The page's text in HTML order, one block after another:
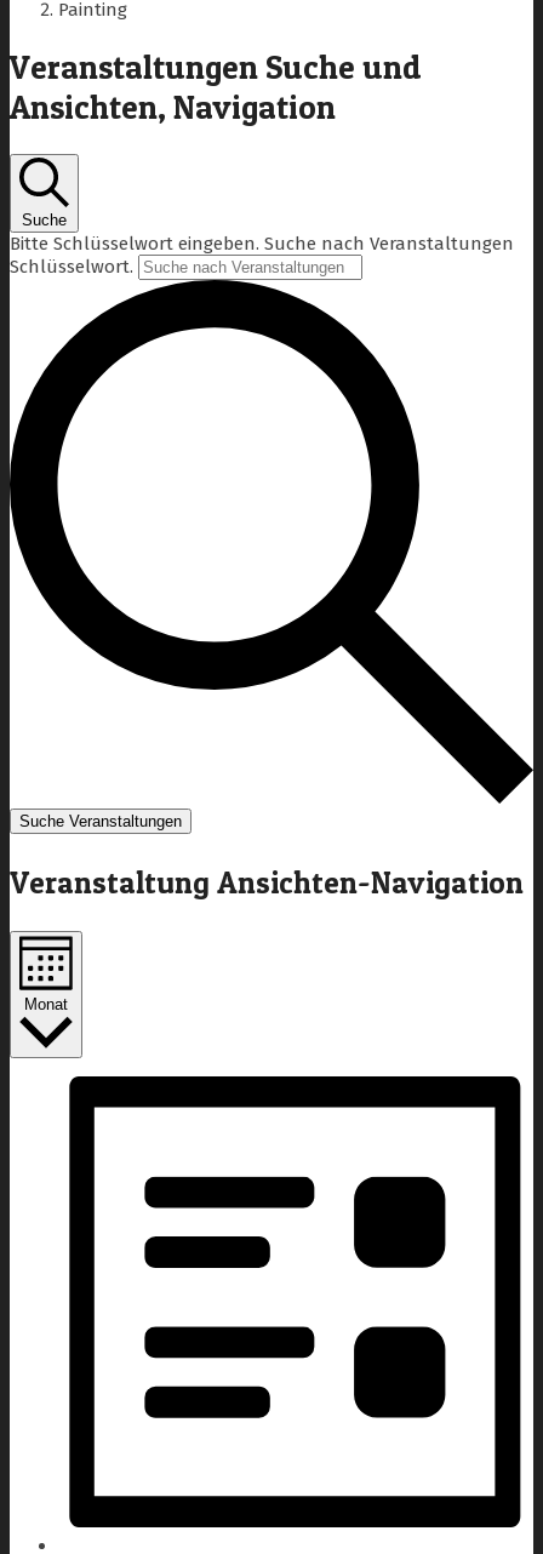
Painting
Veranstaltungen Suche und
Ansichten, Navigation
Suche
Bitte Schlüsselwort eingeben. Suche nach Veranstaltungen
Schlüsselwort.
Suche Veranstaltungen
Veranstaltung Ansichten-Navigation
Monat